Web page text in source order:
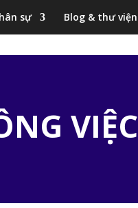
sự Blog & thư viện
VIỆC